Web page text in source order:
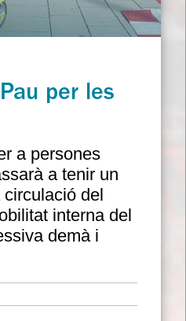
per les
a persones
a tenir un
del
interna del
demà i